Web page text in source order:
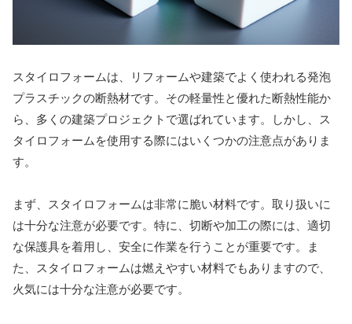
スタイロフォームは、リフォームや建築でよく使われる発泡
プラスチックの断熱材です。その軽量性と優れた断熱性能か
ら、多くの建築プロジェクトで選ばれています。しかし、ス
タイロフォームを使用する際にはいくつかの注意点がありま
す。
まず、スタイロフォームは非常に脆い材料です。取り扱いに
は十分な注意が必要です。特に、切断や加工の際には、適切
な保護具を着用し、安全に作業を行うことが重要です。ま
た、スタイロフォームは燃えやすい材料でもありますので、
火気には十分な注意が必要です。